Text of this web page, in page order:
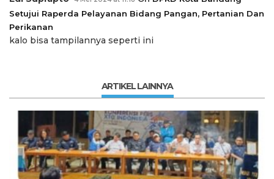
Setujui Raperda Pelayanan Bidang Pangan, Pertanian Dan
Perikanan
kalo bisa tampilannya seperti ini
ARTIKEL LAINNYA